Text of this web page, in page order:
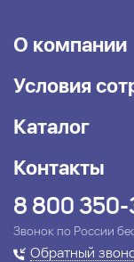
О компании
Условия
Каталог
Контакты
8 800 350-
Звонок по России
Обратный